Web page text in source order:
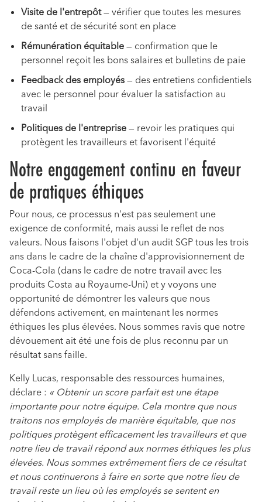
Visite de l'entrepôt— vérifier que toutes les mesures
de santé et de sécurité sont en place
Rémunération équitable— confirmation que le
personnel reçoit les bons salaires et bulletins de paie
Feedback des employés— des entretiens confidentiels
avec le personnel pour évaluer la satisfaction au
travail
Politiques de l'entreprise— revoir les pratiques qui
protègent les travailleurs et favorisent l'équité
Notre engagement continu en faveur
de pratiques éthiques
Pour nous, ce processus n'est pas seulement une
exigence de conformité, mais aussi le reflet de nos
valeurs. Nous faisons l'objet d'un audit SGP tous les trois
ans dans le cadre de la chaîne d'approvisionnement de
Coca-Cola (dans le cadre de notre travail avec les
produits Costa au Royaume-Uni) et y voyons une
opportunité de démontrer les valeurs que nous
défendons activement, en maintenant les normes
éthiques les plus élevées. Nous sommes ravis que notre
dévouement ait été une fois de plus reconnu par un
résultat sans faille.
Kelly Lucas, responsable des ressources humaines,
déclare : « Obtenir un score parfait est une étape
importante pour notre équipe. Cela montre que nous
traitons nos employés de manière équitable, que nos
politiques protègent efficacement les travailleurs et que
notre lieu de travail répond aux normes éthiques les plus
élevées. Nous sommes extrêmement fiers de ce résultat
et nous continuerons à faire en sorte que notre lieu de
travail reste un lieu où les employés se sentent en